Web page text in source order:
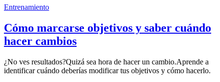
Entrenamiento
Cómo marcarse objetivos y saber cuándo
hacer cambios
¿No ves resultados?Quizá sea hora de hacer un cambio.Aprende a
identificar cuándo deberías modificar tus objetivos y cómo hacerlo.